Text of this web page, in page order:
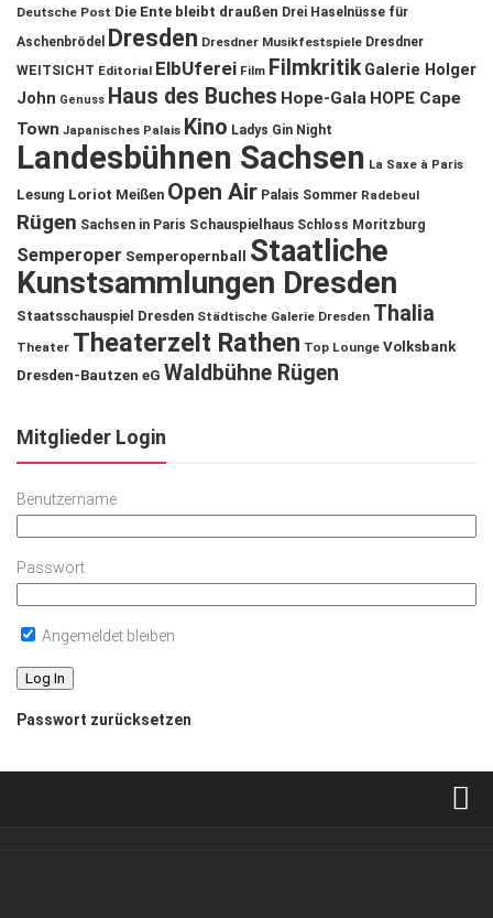
Deutsche Post Die Ente bleibt draußen Drei Haselnüsse für
Aschenbrödel
Dresden Dresdner Musikfestspiele Dresdner
WEITSICHT Editorial ElbUferei Film Filmkritik Galerie Holger
John Genuss Haus des Buches Hope-Gala HOPE Cape
Town Japanisches Palais Kino Ladys Gin Night
Landesbühnen Sachsen La Saxe à Paris
Lesung Loriot Meißen Open Air Palais Sommer Radebeul
Rügen Sachsen in Paris Schauspielhaus Schloss Moritzburg
Semperoper Semperopernball
Staatliche
Kunstsammlungen Dresden
Staatsschauspiel Dresden Städtische Galerie Dresden Thalia
Theater Theaterzelt Rathen Top Lounge Volksbank
Dresden-Bautzen eG Waldbühne Rügen
Mitglieder Login
Benutzername
Passwort
Angemeldet bleiben
Passwort zurücksetzen